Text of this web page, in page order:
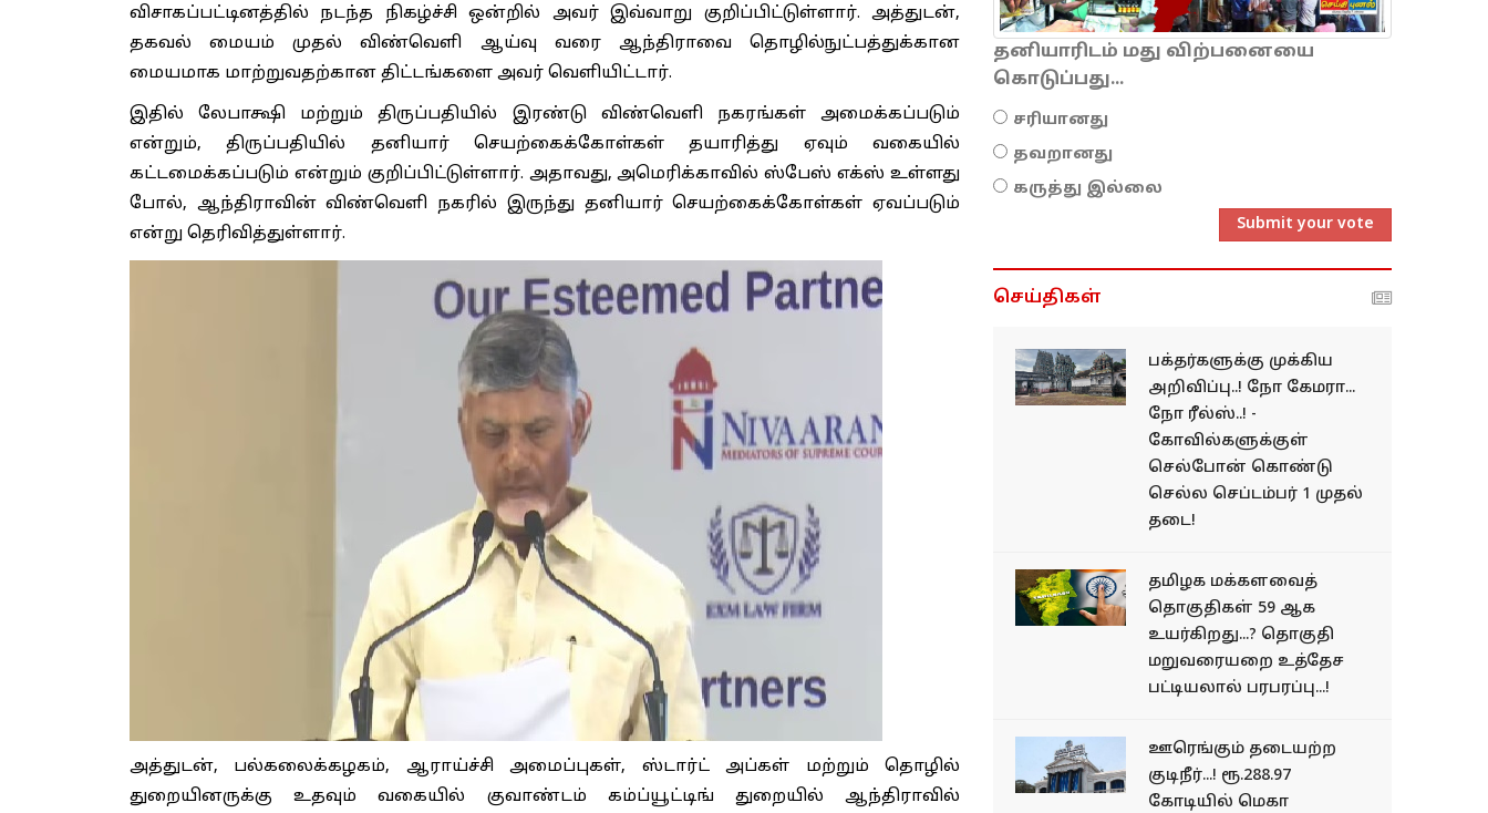
விசாகப்பட்டினத்தில் நடந்த நிகழ்ச்சி ஒன்றில் அவர் இவ்வாறு குறிப்பிட்டுள்ளார். அத்துடன்,
தகவல் மையம் முதல் விண்வெளி ஆய்வு வரை ஆந்திராவை தொழில்நுட்பத்துக்கான
மையமாக மாற்றுவதற்கான திட்டங்களை அவர் வெளியிட்டார்.
இதில் லேபாக்ஷி மற்றும் திருப்பதியில் இரண்டு விண்வெளி நகரங்கள் அமைக்கப்படும்
என்றும், திருப்பதியில் தனியார் செயற்கைக்கோள்கள் தயாரித்து ஏவும் வகையில்
கட்டமைக்கப்படும் என்றும் குறிப்பிட்டுள்ளார். அதாவது, அமெரிக்காவில் ஸ்பேஸ் எக்ஸ் உள்ளது
போல், ஆந்திராவின் விண்வெளி நகரில் இருந்து தனியார் செயற்கைக்கோள்கள் ஏவப்படும்
என்று தெரிவித்துள்ளார்.
அத்துடன், பல்கலைக்கழகம், ஆராய்ச்சி அமைப்புகள், ஸ்டார்ட் அப்கள் மற்றும் தொழில்
துறையினருக்கு உதவும் வகையில் குவாண்டம் கம்ப்யூட்டிங் துறையில் ஆந்திராவில்
தனியாரிடம் மது விற்பனையை
கொடுப்பது...
சரியானது
தவறானது
கருத்து இல்லை
Submit your vote
செய்திகள்
பக்தர்களுக்கு முக்கிய
அறிவிப்பு..! நோ கேமரா...
நோ ரீல்ஸ்..! -
கோவில்களுக்குள்
செல்போன் கொண்டு
செல்ல செப்டம்பர் 1 முதல்
தடை!
தமிழக மக்களவைத்
தொகுதிகள் 59 ஆக
உயர்கிறது...? தொகுதி
மறுவரையறை உத்தேச
பட்டியலால் பரபரப்பு...!
ஊரெங்கும் தடையற்ற
குடிநீர்...! ரூ.288.97
கோடியில் மெகா